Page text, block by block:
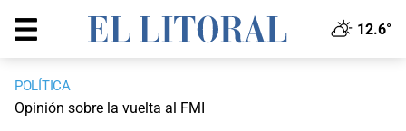
12.6°
POLÍTICA
Opinión sobre la vuelta al FMI